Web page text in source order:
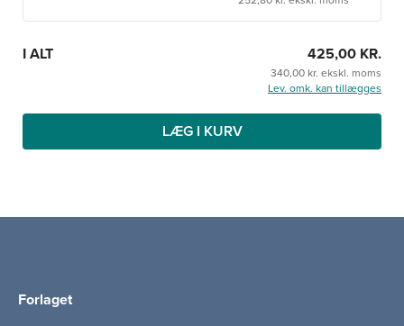
I ALT 425,00 KR.
340,00 kr. ekskl. moms
Lev. omk. kan tillægges
LÆG I KURV
Forlaget